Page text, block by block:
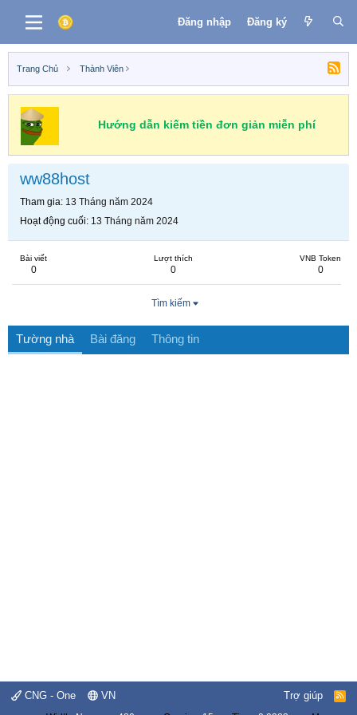
Đăng nhập Đăng ký
Trang Chủ Thành Viên
Hướng dẫn kiếm tiền đơn giản miễn phí
ww88host
Tham gia 13 Tháng năm 2024
Hoạt động cuối 13 Tháng năm 2024
Bài viết
0
Lượt thích
0
VNB Token
0
Tìm kiếm
Tường nhà Bài đăng Thông tin
CNG - One VN Trợ giúp
R